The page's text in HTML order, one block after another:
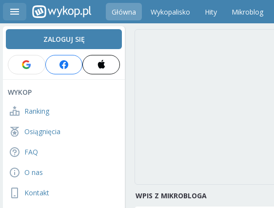
Główna Wykopalisko Hity Mikroblog
ZALOGUJ SIĘ
WYKOP
Ranking
Osiągnięcia
FAQ
O nas
Kontakt WPIS Z MIKROBLOGA